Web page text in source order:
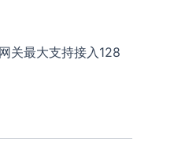
关最大支持接入128